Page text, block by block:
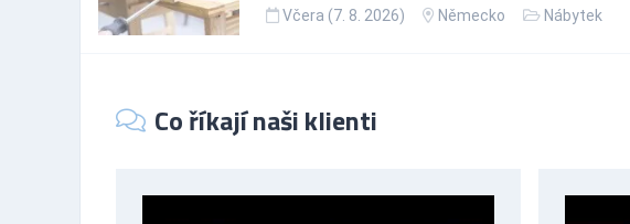
Včera (7. 8. 2026) Německo Nábytek
Co říkají naši klienti